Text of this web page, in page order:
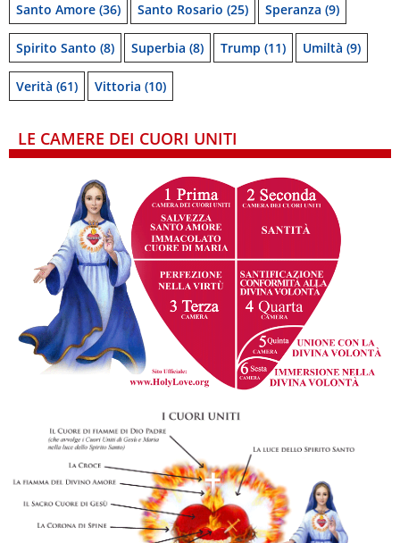
Santo Amore (36) Santo Rosario (25) Speranza (9)
Spirito Santo (8) Superbia (8) Trump (11) Umiltà (9)
Verità (61) Vittoria (10)
LE CAMERE DEI CUORI UNITI